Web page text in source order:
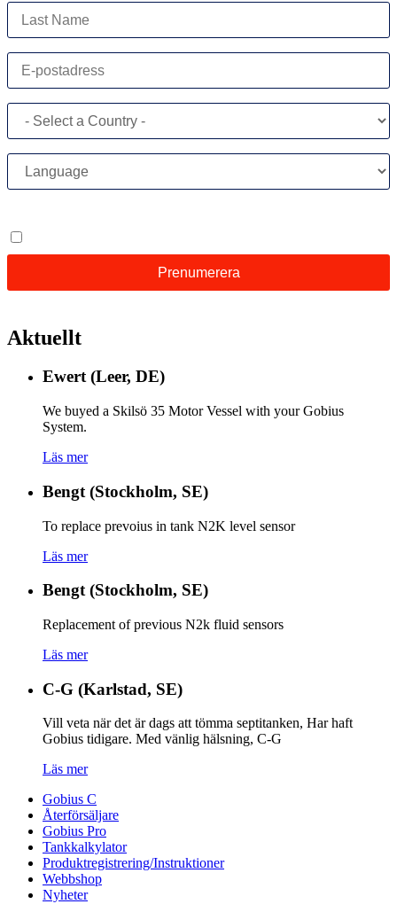
Aktuellt
Ewert (Leer, DE)
We buyed a Skilsö 35 Motor Vessel with your Gobius
System.
Läs mer
Bengt (Stockholm, SE)
To replace prevoius in tank N2K level sensor
Läs mer
Bengt (Stockholm, SE)
Replacement of previous N2k fluid sensors
Läs mer
C-G (Karlstad, SE)
Vill veta när det är dags att tömma septitanken, Har haft
Gobius tidigare. Med vänlig hälsning, C-G
Läs mer
Gobius C
Återförsäljare
Gobius Pro
Tankkalkylator
Produktregistrering/Instruktioner
Webbshop
Nyheter